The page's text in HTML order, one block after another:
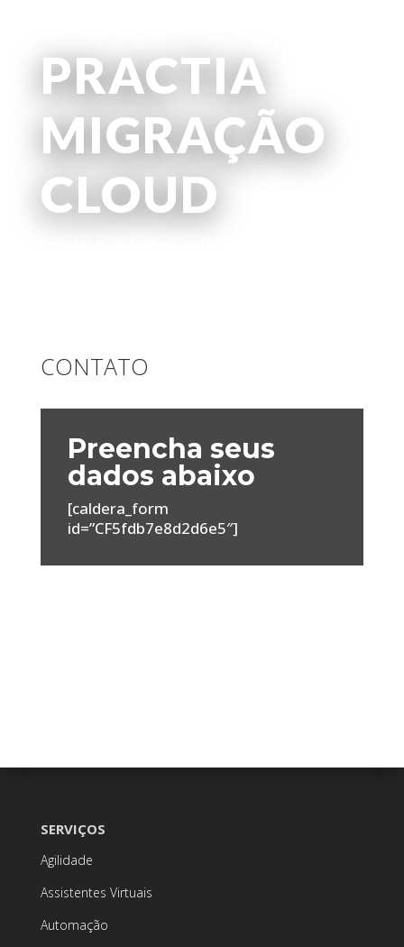
PRACTIA
MIGRAÇÃO
CLOUD
CONTATO
Preencha seus
dados abaixo
[caldera_form
id=”CF5fdb7e8d2d6e5″]
SERVIÇOS
Agilidade
Assistentes Virtuais
Automação